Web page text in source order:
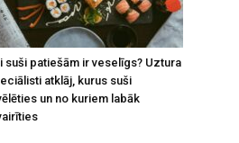
suši patiešām ir veselīgs? Uztura
atklāj, kurus suši
un no kuriem labāk